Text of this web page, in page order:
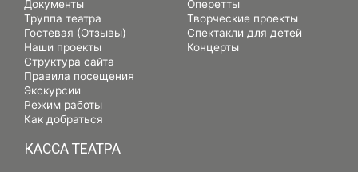
Документы
Труппа театра
Гостевая (Отзывы)
Наши проекты
Структура сайта
Правила посещения
Экскурсии
Режим работы
Как добраться
Оперетты
Творческие проекты
Спектакли для детей
Концерты
КАССА ТЕАТРА